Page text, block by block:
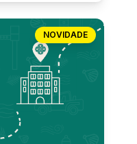
NOVIDADE